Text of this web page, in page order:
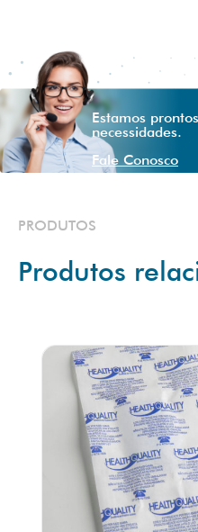
Estamos
necessidades.
Fale Conosco
PRODUTOS
Produtos